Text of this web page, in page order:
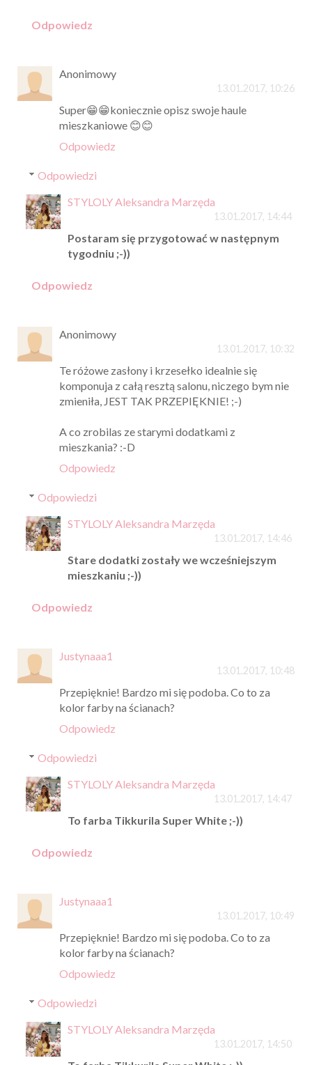
Odpowiedz
Anonimowy
13.01.2017, 10:26
Super😁😁koniecznie opisz swoje haule
mieszkaniowe 😊😊
Odpowiedz
Odpowiedzi
STYLOLY Aleksandra Marzęda
13.01.2017, 14:44
Postaram się przygotować w następnym
tygodniu ;-))
Odpowiedz
Anonimowy
13.01.2017, 10:32
Te różowe zasłony i krzesełko idealnie się
komponuja z całą resztą salonu, niczego bym nie
zmieniła, JEST TAK PRZEPIĘKNIE! ;-)
A co zrobilas ze starymi dodatkami z
mieszkania? :-D
Odpowiedz
Odpowiedzi
STYLOLY Aleksandra Marzęda
13.01.2017, 14:46
Stare dodatki zostały we wcześniejszym
mieszkaniu ;-))
Odpowiedz
Justynaaa1
13.01.2017, 10:48
Przepięknie! Bardzo mi się podoba. Co to za
kolor farby na ścianach?
Odpowiedz
Odpowiedzi
STYLOLY Aleksandra Marzęda
13.01.2017, 14:47
To farba Tikkurila Super White ;-))
Odpowiedz
Justynaaa1
13.01.2017, 10:49
Przepięknie! Bardzo mi się podoba. Co to za
kolor farby na ścianach?
Odpowiedz
Odpowiedzi
STYLOLY Aleksandra Marzęda
13.01.2017, 14:50